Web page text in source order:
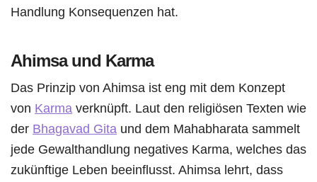
Handlung Konsequenzen hat.
Ahimsa und Karma
Das Prinzip von Ahimsa ist eng mit dem Konzept
von Karma verknüpft. Laut den religiösen Texten wie
der Bhagavad Gita und dem Mahabharata sammelt
jede Gewalthandlung negatives Karma, welches das
zukünftige Leben beeinflusst. Ahimsa lehrt, dass